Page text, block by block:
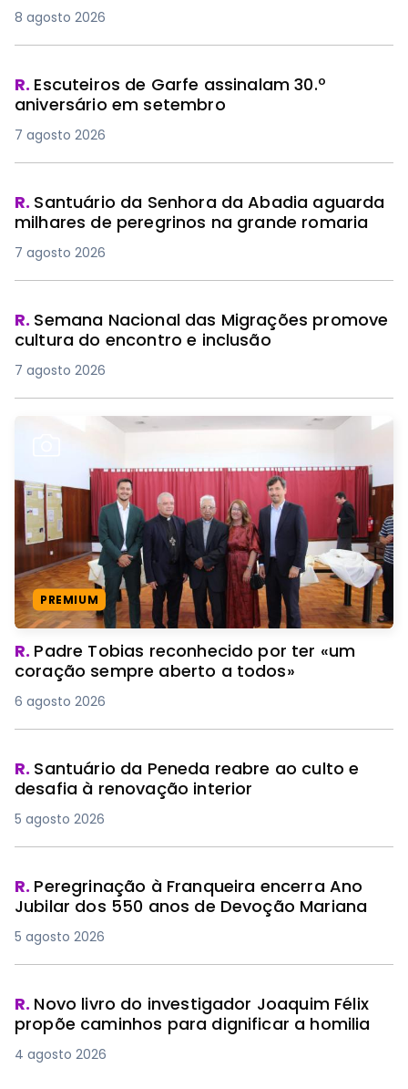
8 agosto 2026
R. Escuteiros de Garfe assinalam 30.º
aniversário em setembro
7 agosto 2026
R. Santuário da Senhora da Abadia aguarda
milhares de peregrinos na grande romaria
7 agosto 2026
R. Semana Nacional das Migrações promove
cultura do encontro e inclusão
7 agosto 2026
PREMIUM
R. Padre Tobias reconhecido por ter «um
coração sempre aberto a todos»
6 agosto 2026
R. Santuário da Peneda reabre ao culto e
desafia à renovação interior
5 agosto 2026
R. Peregrinação à Franqueira encerra Ano
Jubilar dos 550 anos de Devoção Mariana
5 agosto 2026
R. Novo livro do investigador Joaquim Félix
propõe caminhos para dignificar a homilia
4 agosto 2026